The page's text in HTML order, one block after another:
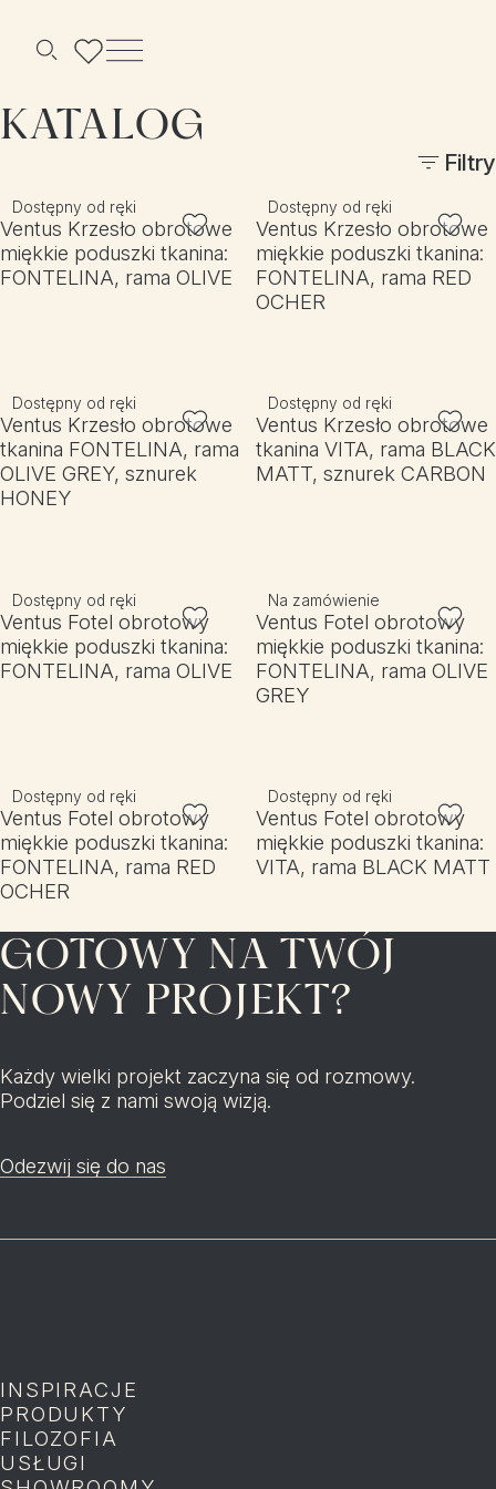
Szukaj Menu
KATALOG
Filtry
Dostępny od ręki
Ventus Krzesło obrotowe
miękkie poduszki tkanina:
FONTELINA, rama OLIVE
Dostępny od ręki
Ventus Krzesło obrotowe
miękkie poduszki tkanina:
FONTELINA, rama RED
OCHER
Dostępny od ręki
Ventus Krzesło obrotowe
tkanina FONTELINA, rama
OLIVE GREY, sznurek
HONEY
Dostępny od ręki
Ventus Krzesło obrotowe
tkanina VITA, rama BLACK
MATT, sznurek CARBON
Dostępny od ręki
Ventus Fotel obrotowy
miękkie poduszki tkanina:
FONTELINA, rama OLIVE
Na zamówienie
Ventus Fotel obrotowy
miękkie poduszki tkanina:
FONTELINA, rama OLIVE
GREY
Dostępny od ręki
Ventus Fotel obrotowy
miękkie poduszki tkanina:
FONTELINA, rama RED
OCHER
Dostępny od ręki
Ventus Fotel obrotowy
miękkie poduszki tkanina:
VITA, rama BLACK MATT
GOTOWY NA TWÓJ
NOWY PROJEKT?
Każdy wielki projekt zaczyna się od rozmowy.
Podziel się z nami swoją wizją.
Odezwij się do nas
INSPIRACJE
PRODUKTY
FILOZOFIA
USŁUGI